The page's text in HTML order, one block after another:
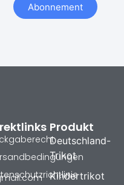
Abonnement
Produkt
Deutschland-
Trikot
Kindertrikot